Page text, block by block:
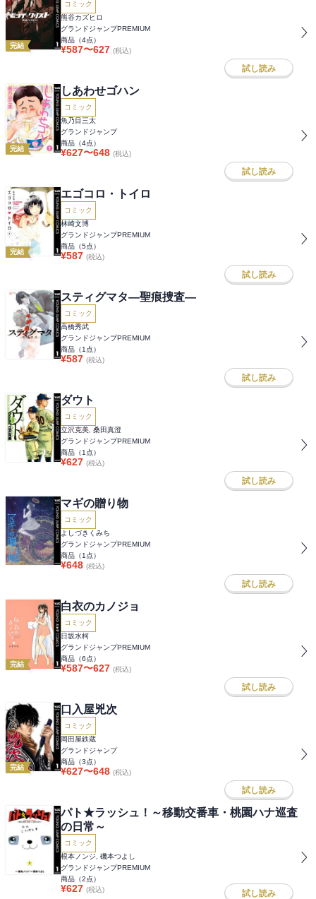
完結
コミック
熊谷カズヒロ
グランドジャンプPREMIUM
商品（4点）
¥587〜627 (税込)
試し読み
完結
しあわせゴハン
コミック
魚乃目三太
グランドジャンプ
商品（4点）
¥627〜648 (税込)
試し読み
完結
エゴコロ・トイロ
コミック
林崎文博
グランドジャンプPREMIUM
商品（5点）
¥587 (税込)
試し読み
スティグマタ―聖痕捜査―
コミック
高橋秀武
グランドジャンプPREMIUM
商品（1 点）
¥587 (税込)
試し読み
ダウト
コミック
立沢克美, 桑田真澄
グランドジャンプPREMIUM
商品（1 点）
¥627 (税込)
試し読み
マギの贈り物
コミック
よしづきくみち
グランドジャンプPREMIUM
商品（1 点）
¥648 (税込)
試し読み
完結
白衣のカノジョ
コミック
日坂水柯
グランドジャンプPREMIUM
商品（6点）
¥587〜627 (税込)
試し読み
完結
口入屋兇次
コミック
岡田屋鉄蔵
グランドジャンプ
商品（3点）
¥627〜648 (税込)
試し読み
パト★ラッシュ！～移動交番車・桃園ハナ巡査
の日常～
コミック
根本ノンジ, 磯本つよし
グランドジャンプPREMIUM
商品（2点）
¥627 (税込) 試し読み